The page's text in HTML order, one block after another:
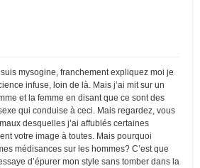
mysogine, franchement expliquez moi je
infuse, loin de là. Mais j’ai mit sur un
et la femme en disant que ce sont des
qui conduise à ceci. Mais regardez, vous
desquelles j’ai affublés certaines
votre image à toutes. Mais pourquoi
médisances sur les hommes? C’est que
d’épurer mon style sans tomber dans la